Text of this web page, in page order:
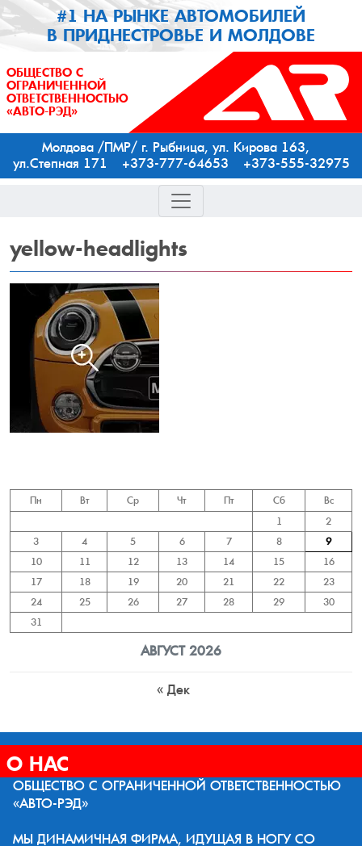
#1 НА РЫНКЕ АВТОМОБИЛЕЙ
В ПРИДНЕСТРОВЬЕ И МОЛДОВЕ
ОБЩЕСТВО С
ОГРАНИЧЕННОЙ
ОТВЕТСТВЕННОСТЬЮ
«АВТО-РЭД»
Молдова /ПМР/ г. Рыбница, ул. Кирова 163,
ул.Степная 171 +373-777-64653 +373-555-32975
yellow-headlights
АВГУСТ 2026
Пн Вт Ср Чт Пт Сб
Вс
1
2
3
4 5 6 7 8
9
10
11 12 13 14 15
16
17
18 19 20 21 22
23
24
25 26 27 28 29
30
31
« Дек
О НАС
ОБЩЕСТВО С ОГРАНИЧЕННОЙ ОТВЕТСТВЕННОСТЬЮ
«АВТО-РЭД»
МЫ ДИНАМИЧНАЯ ФИРМА, ИДУЩАЯ В НОГУ СО